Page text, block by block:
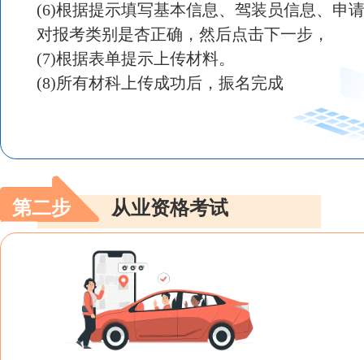
(6)根据提示填写基本信息、驾装员信息、申
对报考类别是杏正确，然后点击下一步，
(7)根据表单提示上传材料。
(8)所有材科上传成功后，振名完成
第二步 从业资格考试